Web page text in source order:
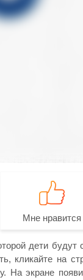
Мне нравится
дети будут
кликайте на
На экране